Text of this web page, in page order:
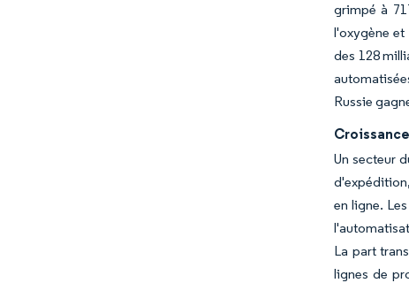
grimpé à
l'oxygène et
des 128
Russie
Un secteur
en ligne.
La part
lignes de